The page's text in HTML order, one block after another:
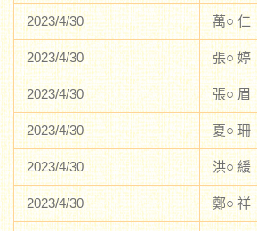
2023/4/30 萬○ 仁
2023/4/30 張○ 婷
2023/4/30 張○ 眉
2023/4/30 夏○ 珊
2023/4/30 洪○ 緩
2023/4/30 鄭○ 祥